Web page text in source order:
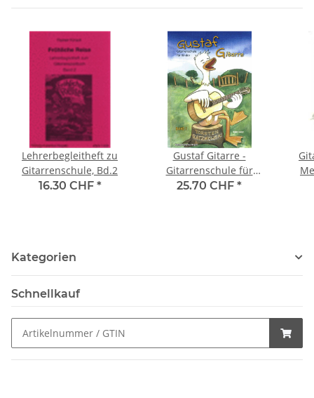
Lehrerbegleitheft zu
Gitarrenschule, Bd.2
16.30 CHF *
Gustaf Gitarre -
Gitarrenschule für
Kinder
25.70 CHF *
Kategorien
Schnellkauf